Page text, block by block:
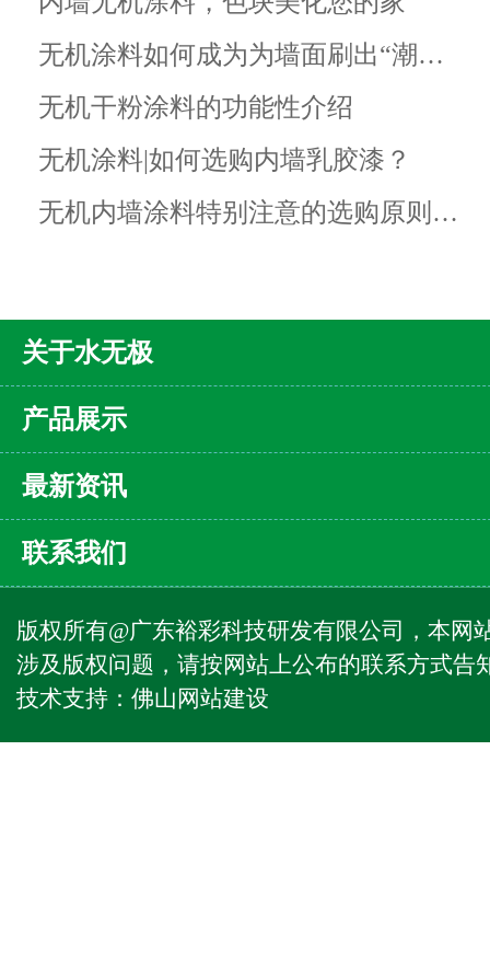
无机涂料如何成为为墙面刷出“潮…
无机干粉涂料的功能性介绍
无机涂料|如何选购内墙乳胶漆？
无机内墙涂料特别注意的选购原则…
关于水无极
产品展示
最新资讯
联系我们
版权所有@广东裕彩科技研发有限公司，本网
涉及版权问题，请按网站上公布的联系方式告
技术支持： 佛山网站建设